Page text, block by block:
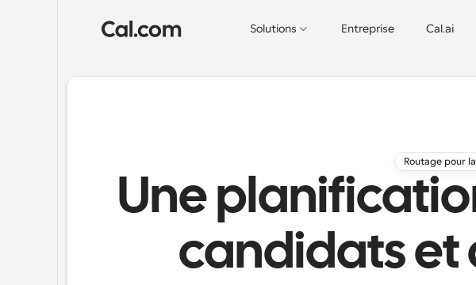
Solutions Entreprise Cal.ai
Routage pour
Une
candidats et